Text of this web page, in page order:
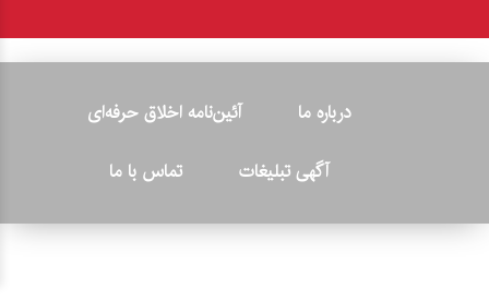
درباره ما
آئین‌نامه اخلاق حرفه‌ای
آگهی تبلیغات
تماس با ما